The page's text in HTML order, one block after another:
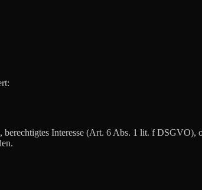
Interesse (Art. 6 Abs. 1 lit. f